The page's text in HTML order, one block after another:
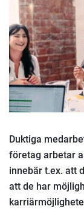
Duktiga
företag arbetar
innebär t.ex. att
att de har